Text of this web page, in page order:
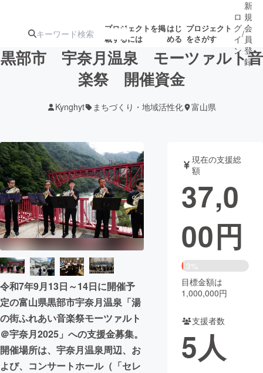
プロジェクトを掲
載するには
はじ
める
プロジェクト
をさがす
ターン
ジェクト
募集終了が近いプ
ロジェクト
されます
アート・写真 音楽
テクノロジー・ガジェット ゲーム・
映像・映画 書籍・雑誌
ビジネス・起業 チャレンジ
まちづくり・地域活性化
CAMPFIRE for Social Good
CAMPFIRE Creation
CAMPFIREふるさと納税machi-ya コミュニティ
ロ
グ
イ
ン
/
新
規
会
員
登
録
黒部市 宇奈月温泉 モーツァルト音
楽祭 開催資金
Kynghyt まちづくり・地域活性化 富山県
令和7年9月13日～14日に開催予
定の富山県黒部市宇奈月温泉「湯
の街ふれあい音楽祭モーツァルト
＠宇奈月2025」への支援金募集。
開催場所は、宇奈月温泉周辺、お
よび、コンサートホール（「セレ
現在の支援総
額
37,0
00円
3%
目標金額は
1,000,000円
支援者数
5人